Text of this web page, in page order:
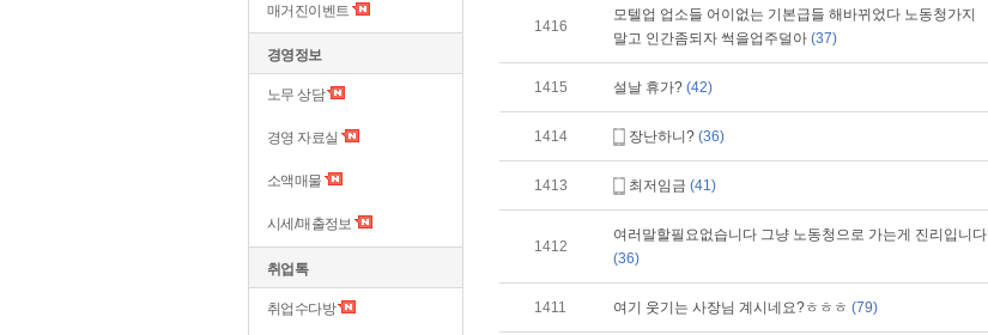
매거진이벤트
경영정보
노무 상담
경영 자료실
소액매물
시세/매출정보
취업톡
취업수다방
1416
모텔업 업소들 어이없는 기본급들 해바뀌었다 노동청가지
말고 인간좀되자 썩을업주덜아 (37)
1415 설날 휴가? (42)
1414 장난하니? (36)
1413 최저임금 (41)
1412
여러말할필요없습니다 그냥 노동청으로 가는게 진리입니다
(36)
1411 여기 웃기는 사장님 계시네요?ㅎㅎㅎ (79)